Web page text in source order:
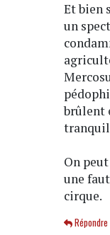
Et bien
un
brûlent
On
une
cirque.
Répondre